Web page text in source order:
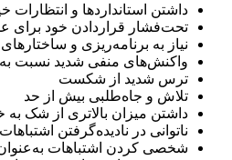
داشتن استانداردها و انتظارات
تحت‌فشار قراردادن خود برای
نیاز به برنامه‌ریزی و
واکنش‌های منفی شدید نسبت به
ترس شدید از شکست
تلاش و جاه‌طلبی بیش از حد
داشتن میزان بالاتری از شک به
ناتوانی در نادیده‌گرفتن
شخصی کردن اشتباهات